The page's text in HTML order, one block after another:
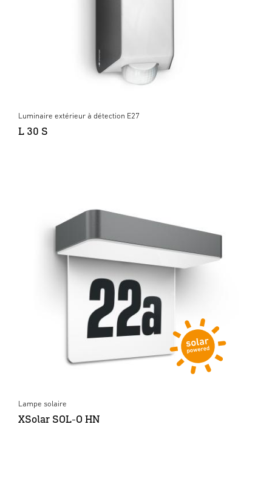
Luminaire extérieur à détection E27
L 30 S
Lampe solaire
XSolar SOL-O HN